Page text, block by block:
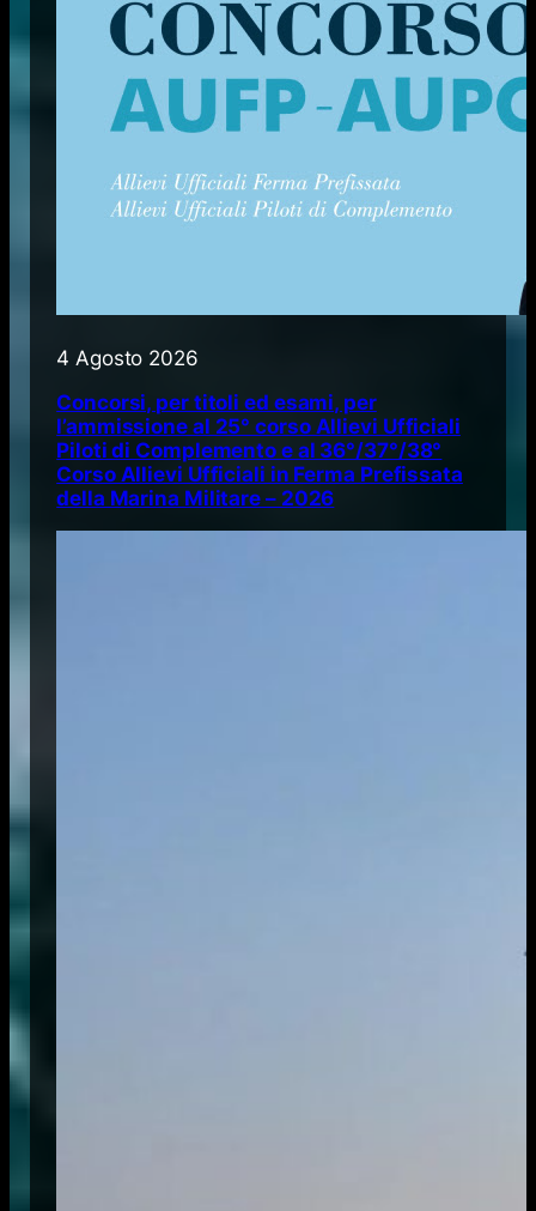
4 Agosto 2026
Concorsi, per titoli ed esami, per
l’ammissione al 25° corso Allievi Ufficiali
Piloti di Complemento e al 36°/37°/38°
Corso Allievi Ufficiali in Ferma Prefissata
della Marina Militare – 2026